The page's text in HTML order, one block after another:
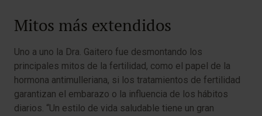
Mitos más extendidos
Uno a uno la Dra. Gaitero fue desmontando los
principales mitos de la fertilidad, como el papel de la
hormona antimulleriana, si los tratamientos de fertilidad
garantizan el embarazo o la influencia de los hábitos
diarios. “Un estilo de vida saludable tiene un gran